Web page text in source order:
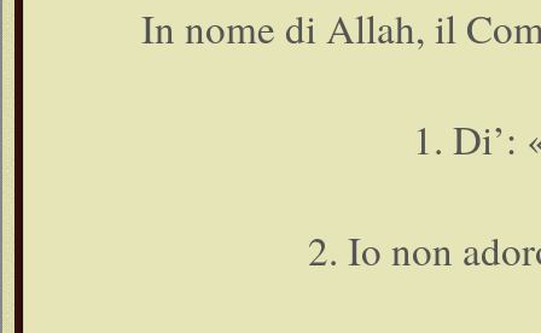
In nome di Allah, il
1. Di’:
2. Io non